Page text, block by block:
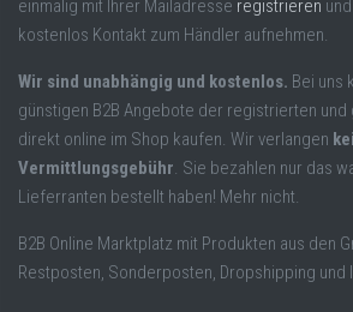
einmalig mit Ihrer Mailadresse registrieren
kostenlos Kontakt zum Händler aufnehmen.
Wir sind unabhängig und kostenlos. Bei uns
günstigen B2B Angebote der registrierten
direkt online im Shop kaufen. Wir verlangen
Vermittlungsgebühr. Sie bezahlen nur das
Lieferranten bestellt haben! Mehr nicht.
B2B Online Marktplatz mit Produkten aus den
Restposten, Sonderposten, Dropshipping und